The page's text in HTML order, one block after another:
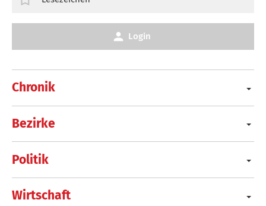
Chronik
Bezirke
Politik
Wirtschaft
Login